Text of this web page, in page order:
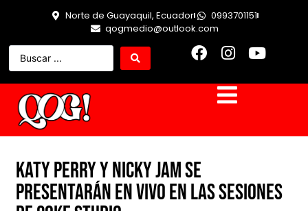
Norte de Guayaquil, Ecuador
0993701151
qogmedio@outlook.com
Katy Perry y Nicky Jam se
presentarán en vivo en las sesiones